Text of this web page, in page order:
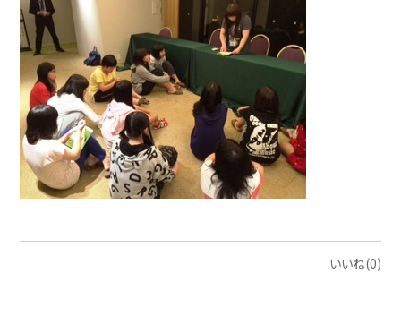
いいね(0)